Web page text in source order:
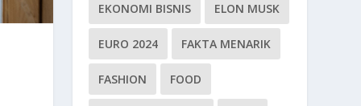
EKONOMI BISNIS ELON MUSK
EURO 2024 FAKTA MENARIK
FASHION FOOD